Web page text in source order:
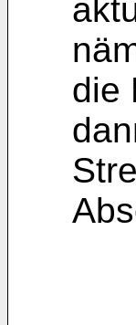
die